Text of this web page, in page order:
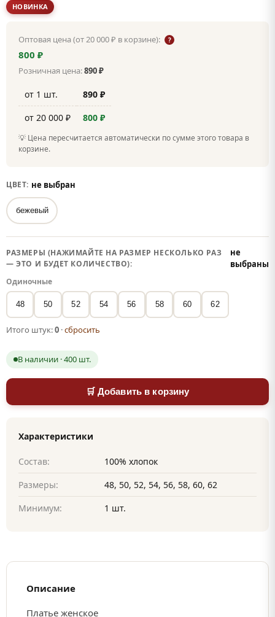
НОВИНКА
Оптовая цена (от 20 000 ₽ в корзине): ?
800 ₽
Розничная цена:890 ₽
от 1 шт.
890 ₽
от 20 000 ₽
800 ₽
💡 Цена пересчитается автоматически по сумме этого товара в
корзине.
ЦВЕТ: не выбран
бежевый
РАЗМЕРЫ (НАЖИМАЙТЕ НА РАЗМЕР НЕСКОЛЬКО РАЗ
— ЭТО И БУДЕТ КОЛИЧЕСТВО):
не
выбраны
Одиночные
48 50 52 54 56 58 60 62
Итого штук:0 ·сбросить
В наличии · 400 шт.
🛒 Добавить в корзину
Характеристики
Состав:
100% хлопок
Размеры:
48, 50, 52, 54, 56, 58, 60, 62
Минимум:
1 шт.
Описание
Платье женское